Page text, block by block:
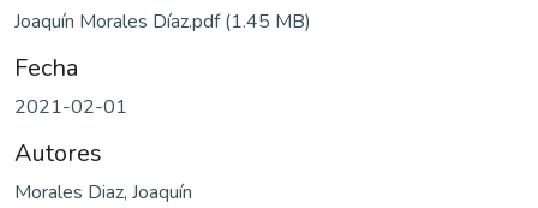
Joaquín Morales Díaz.pdf(1.45 MB)
Fecha
2021-02-01
Autores
Morales Diaz, Joaquín